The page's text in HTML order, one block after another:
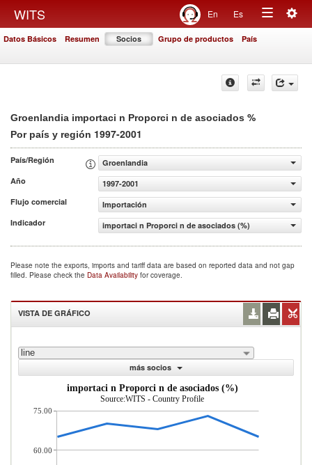
WITS En Es
Toggle
Datos Básicos Resumen Socios Grupo de productos País
Groenlandia importaci n Proporci n de asociados %
Por país y región 1997-2001
País/Región
Groenlandia
Año
1997-2001
Flujo comercial
Importación
Indicador
importaci n Proporci n de asociados (%)
Please note the exports, imports and tariff data are based on reported data and not gap
filled. Please check the Data Availability for coverage.
VISTA DE GRÁFICO
line
más socios
importaci n Proporci n de asociados (%)
Source:WITS - Country Profile
75.00
60.00